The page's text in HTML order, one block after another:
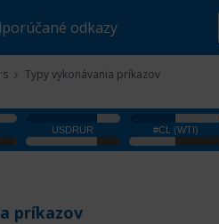
odkazy
Typy vykonávania príkazov
príkazov